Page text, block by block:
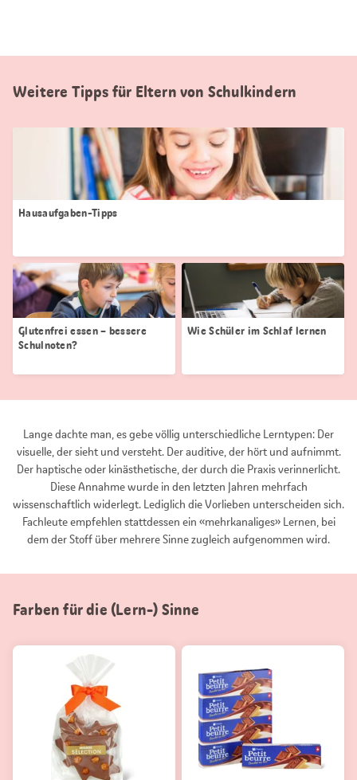
Weitere Tipps für Eltern von Schulkindern
Hausaufgaben-Tipps
Glutenfrei essen – bessere
Schulnoten?
Wie Schüler im Schlaf lernen
Lange dachte man, es gebe völlig unterschiedliche Lerntypen: Der
visuelle, der sieht und versteht. Der auditive, der hört und aufnimmt.
Der haptische oder kinästhetische, der durch die Praxis verinnerlicht.
Diese Annahme wurde in den letzten Jahren mehrfach
wissenschaftlich widerlegt. Lediglich die Vorlieben unterscheiden sich.
Fachleute empfehlen stattdessen ein «mehrkanaliges» Lernen, bei
dem der Stoff über mehrere Sinne zugleich aufgenommen wird.
Farben für die (Lern-) Sinne